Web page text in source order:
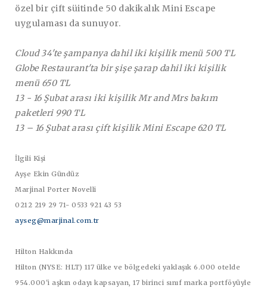
özel bir çift süitinde 50 dakikalık Mini Escape
uygulaması da sunuyor.
Cloud 34'te şampanya dahil iki kişilik menü 500 TL
Globe Restaurant'ta bir şişe şarap dahil iki kişilik
menü 650 TL
13 - 16 Şubat arası iki kişilik Mr and Mrs bakım
paketleri 990 TL
13 – 16 Şubat arası çift kişilik Mini Escape 620 TL
İlgili Kişi
Ayşe Ekin Gündüz
Marjinal Porter Novelli
0212 219 29 71- 0533 921 43 53
ayseg@marjinal.com.tr
Hilton Hakkında
Hilton (NYSE: HLT) 117 ülke ve bölgedeki yaklaşık 6.000 otelde
954.000'i aşkın odayı kapsayan, 17 birinci sınıf marka portföyüyle